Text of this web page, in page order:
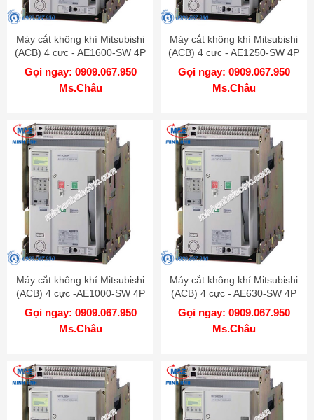
Máy cắt không khí Mitsubishi
(ACB) 4 cực - AE1600-SW 4P
1600A 65kA DR
Gọi ngay: 0909.067.950
Ms.Châu
Máy cắt không khí Mitsubishi
(ACB) 4 cực - AE1250-SW 4P
1250A 65kA DR
Gọi ngay: 0909.067.950
Ms.Châu
Máy cắt không khí Mitsubishi
(ACB) 4 cực -AE1000-SW 4P
1000A 65kA DR
Gọi ngay: 0909.067.950
Ms.Châu
Máy cắt không khí Mitsubishi
(ACB) 4 cực - AE630-SW 4P
630A 65kA DR
Gọi ngay: 0909.067.950
Ms.Châu